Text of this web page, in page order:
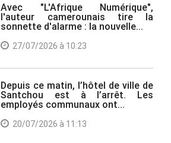
Avec "L'Afrique Numérique",
l'auteur camerounais tire la
sonnette d'alarme : la nouvelle...
27/07/2026 à 10:23
Depuis ce matin, l’hôtel de ville de
Santchou est à l’arrêt. Les
employés communaux ont...
20/07/2026 à 11:13